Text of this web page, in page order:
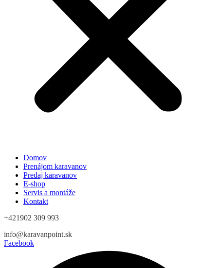
Domov
Prenájom karavanov
Predaj karavanov
E-shop
Servis a montáže
Kontakt
+421902 309 993
info@karavanpoint.sk
Facebook